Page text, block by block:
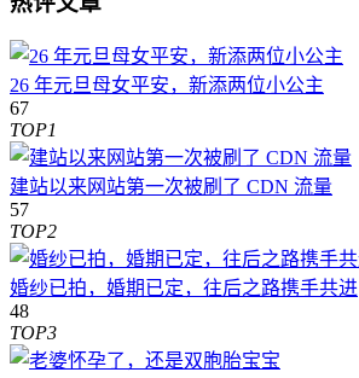
26 年元旦母女平安，新添两位小公主
67
TOP1
建站以来网站第一次被刷了 CDN 流量
57
TOP2
婚纱已拍，婚期已定，往后之路携手共进
48
TOP3